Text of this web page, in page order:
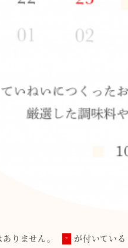
りません。 *
が付いている